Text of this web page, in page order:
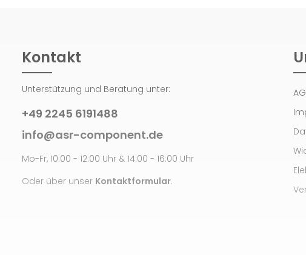
Kontakt
Unterstützung und Beratung unter:
+49 2245 6191488
info@asr-component.de
Mo-Fr, 10:00 - 12:00 Uhr & 14:00 - 16:00 Uhr
Oder über unser Kontaktformular.